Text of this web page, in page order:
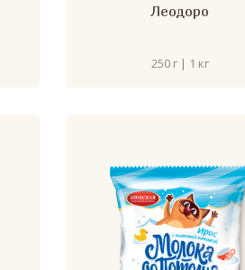
Леодоро
250 г | 1 кг